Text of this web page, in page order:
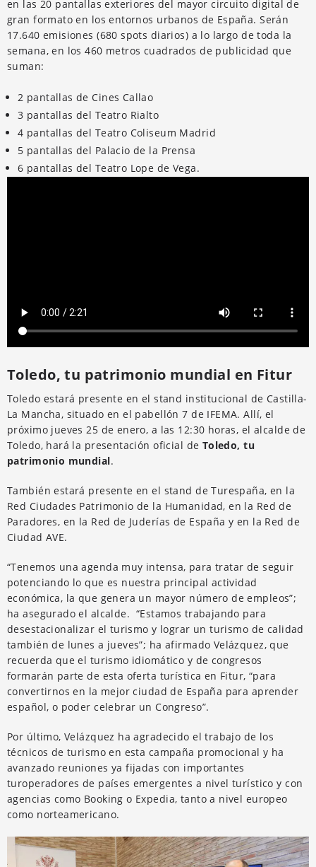
en las 20 pantallas exteriores del mayor circuito digital de
gran formato en los entornos urbanos de España. Serán
17.640 emisiones (680 spots diarios) a lo largo de toda la
semana, en los 460 metros cuadrados de publicidad que
suman:
2 pantallas de Cines Callao
3 pantallas del Teatro Rialto
4 pantallas del Teatro Coliseum Madrid
5 pantallas del Palacio de la Prensa
6 pantallas del Teatro Lope de Vega.
Toledo, tu patrimonio mundial en Fitur
Toledo estará presente en el stand institucional de Castilla-
La Mancha, situado en el pabellón 7 de IFEMA. Allí, el
próximo jueves 25 de enero, a las 12:30 horas, el alcalde de
Toledo, hará la presentación oficial de Toledo, tu
patrimonio mundial.
También estará presente en el stand de Turespaña, en la
Red Ciudades Patrimonio de la Humanidad, en la Red de
Paradores, en la Red de Juderías de España y en la Red de
Ciudad AVE.
“Tenemos una agenda muy intensa, para tratar de seguir
potenciando lo que es nuestra principal actividad
económica, la que genera un mayor número de empleos”;
ha asegurado el alcalde. “Estamos trabajando para
desestacionalizar el turismo y lograr un turismo de calidad
también de lunes a jueves”; ha afirmado Velázquez, que
recuerda que el turismo idiomático y de congresos
formarán parte de esta oferta turística en Fitur, “para
convertirnos en la mejor ciudad de España para aprender
español, o poder celebrar un Congreso”.
Por último, Velázquez ha agradecido el trabajo de los
técnicos de turismo en esta campaña promocional y ha
avanzado reuniones ya fijadas con importantes
turoperadores de países emergentes a nivel turístico y con
agencias como Booking o Expedia, tanto a nivel europeo
como norteamericano.